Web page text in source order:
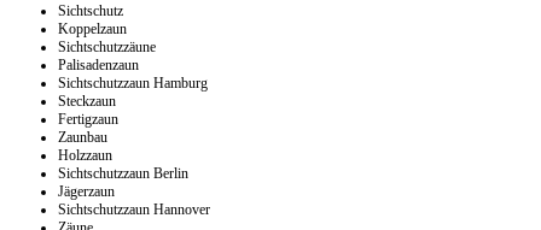
Sichtschutz
Koppelzaun
Sichtschutzzäune
Palisadenzaun
Sichtschutzzaun Hamburg
Steckzaun
Fertigzaun
Zaunbau
Holzzaun
Sichtschutzzaun Berlin
Jägerzaun
Sichtschutzzaun Hannover